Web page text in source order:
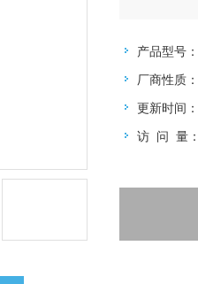
产品型号：
厂商性质：
更新时间：
访 问 量：